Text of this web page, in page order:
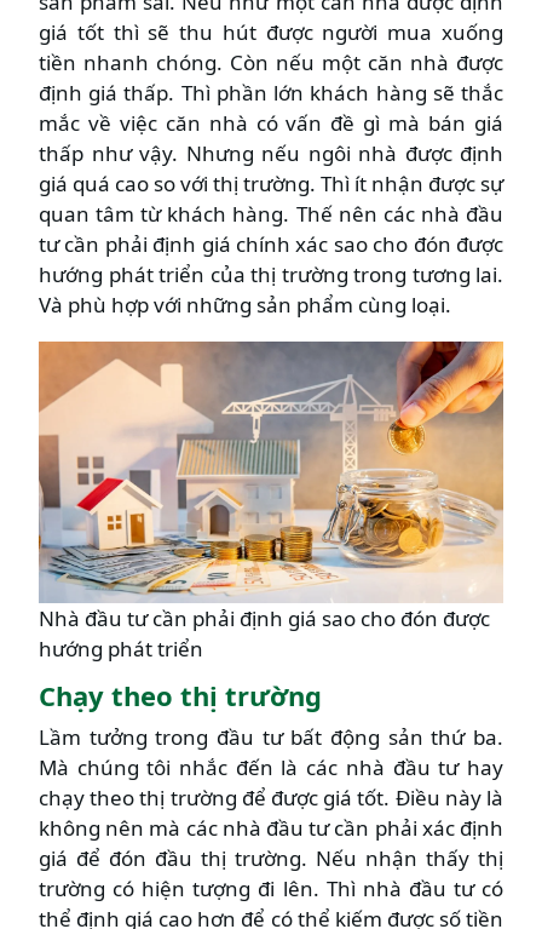
giá tốt thì sẽ thu hút được người mua xuống
tiền nhanh chóng. Còn nếu một căn nhà được
định giá thấp. Thì phần lớn khách hàng sẽ thắc
mắc về việc căn nhà có vấn đề gì mà bán giá
thấp như vậy. Nhưng nếu ngôi nhà được định
giá quá cao so với thị trường. Thì ít nhận được sự
quan tâm từ khách hàng. Thế nên các nhà đầu
tư cần phải định giá chính xác sao cho đón được
hướng phát triển của thị trường trong tương lai.
Và phù hợp với những sản phẩm cùng loại.
Nhà đầu tư cần phải định giá sao cho đón được
hướng phát triển
Chạy theo thị trường
Lầm tưởng trong đầu tư bất động sản thứ ba.
Mà chúng tôi nhắc đến là các nhà đầu tư hay
chạy theo thị trường để được giá tốt. Điều này là
không nên mà các nhà đầu tư cần phải xác định
giá để đón đầu thị trường. Nếu nhận thấy thị
trường có hiện tượng đi lên. Thì nhà đầu tư có
thể định giá cao hơn để có thể kiếm được số tiền